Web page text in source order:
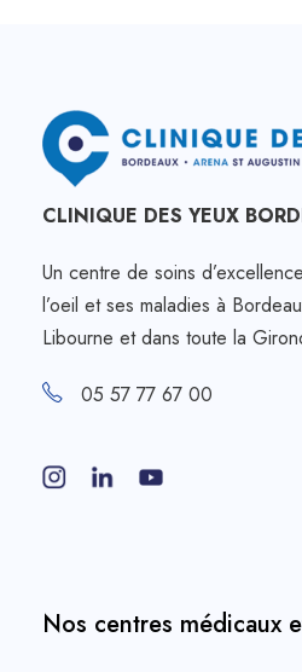
CLINIQUE DES YEUX
Un centre de soins
l’oeil et ses maladies à
Libourne et dans toute la
05 57 77 67 00
Nos centres médicaux